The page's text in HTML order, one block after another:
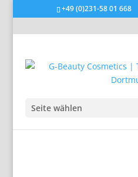
+49 (0)231-58 01 668
Seite wählen